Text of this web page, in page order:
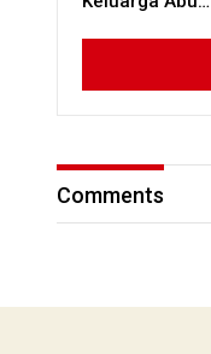
Comments